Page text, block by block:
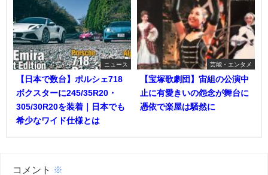
ニュース
【日本で数台】ポルシェ718
ボクスターに245/35R20・
305/30R20を装着｜日本でも
希少なワイド仕様とは
芸能・エンタメ
【宝塚歌劇団】宙組の公演中
止に有愛きいの怨念が舞台に
憑依で楽屋は騒然に
コメント ※